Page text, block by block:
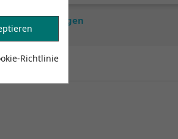
anzuzeigen
Richtlinie